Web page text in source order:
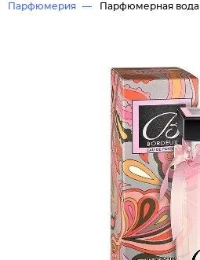
Парфюмерия Парфюмерная вода